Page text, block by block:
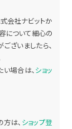
会社ナビットか
について細心の
ざいましたら、
場合は、ショッ
は、 ショップ登